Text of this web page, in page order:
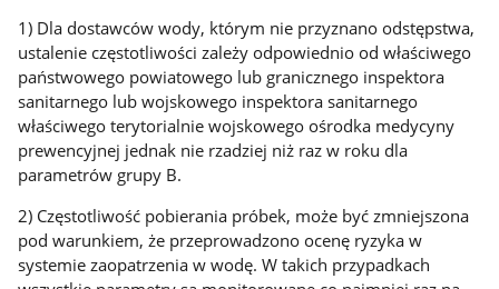
1) Dla dostawców wody, którym nie przyznano odstępstwa,
ustalenie częstotliwości zależy odpowiednio od właściwego
państwowego powiatowego lub granicznego inspektora
sanitarnego lub wojskowego inspektora sanitarnego
właściwego terytorialnie wojskowego ośrodka medycyny
prewencyjnej jednak nie rzadziej niż raz w roku dla
parametrów grupy B.
2) Częstotliwość pobierania próbek, może być zmniejszona
pod warunkiem, że przeprowadzono ocenę ryzyka w
systemie zaopatrzenia w wodę. W takich przypadkach